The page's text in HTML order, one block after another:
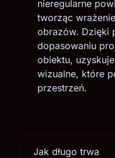
nieregularne
tworząc
obrazów. Dzięki
dopasowaniu
obiektu,
wizualne, które
przestrzeń.
Jak długo trwa